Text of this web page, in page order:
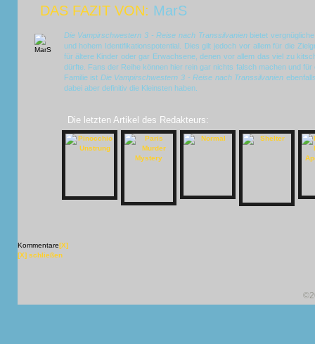
DAS FAZIT VON: MarS
Die Vampirschwestern 3 - Reise nach Transsilvanien bietet
und hohem Identifikationspotential. Dies gilt jedoch vor allem für die
für ältere Kinder oder gar Erwachsene, denen vor allem das viel zu
dürfte. Fans der Reihe können hier rein gar nichts falsch machen und
Familie ist Die Vampirschwestern 3 - Reise nach Transsilvanien
dabei aber definitiv die Kleinsten haben.
Die letzten Artikel des Redakteurs:
Kommentare[X]
[X] schließen